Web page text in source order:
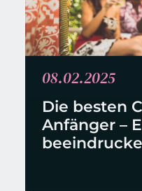
08.02.2025
Die besten
Anfänger –